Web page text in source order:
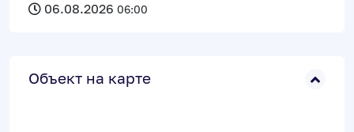
06.08.2026 06:00
Объект на карте